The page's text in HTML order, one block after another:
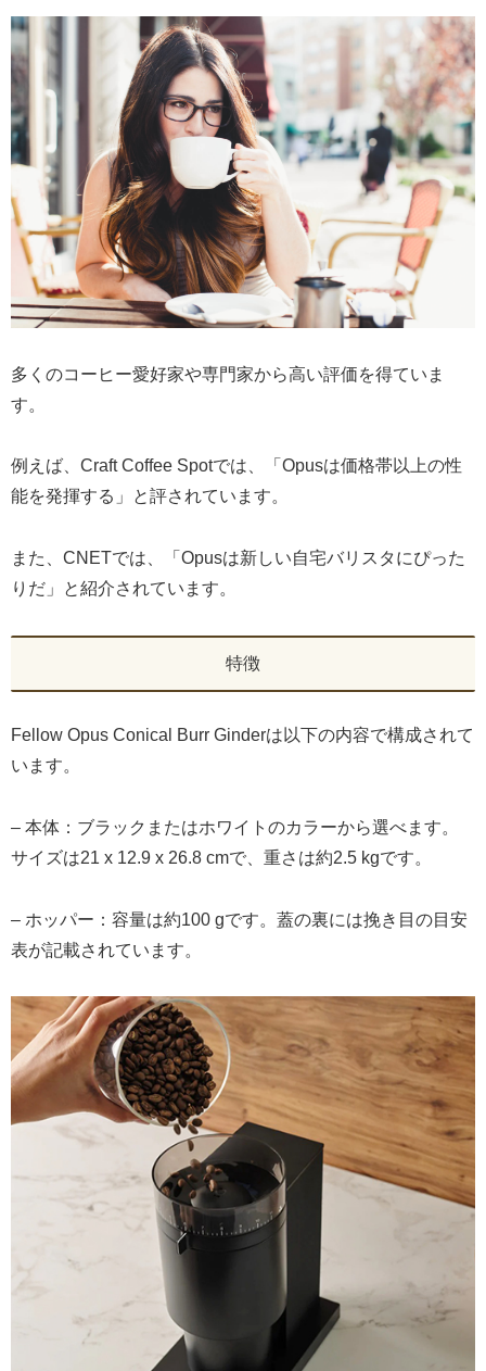
多くのコーヒー愛好家や専門家から高い評価を得ていま
す。
例えば、Craft Coffee Spotでは、「Opusは価格帯以上の性
能を発揮する」と評されています。
また、CNETでは、「Opusは新しい自宅バリスタにぴった
りだ」と紹介されています。
特徴
Fellow Opus Conical Burr Ginderは以下の内容で構成されて
います。
– 本体：ブラックまたはホワイトのカラーから選べます。
サイズは21 x 12.9 x 26.8 cmで、重さは約2.5 kgです。
– ホッパー：容量は約100 gです。蓋の裏には挽き目の目安
表が記載されています。